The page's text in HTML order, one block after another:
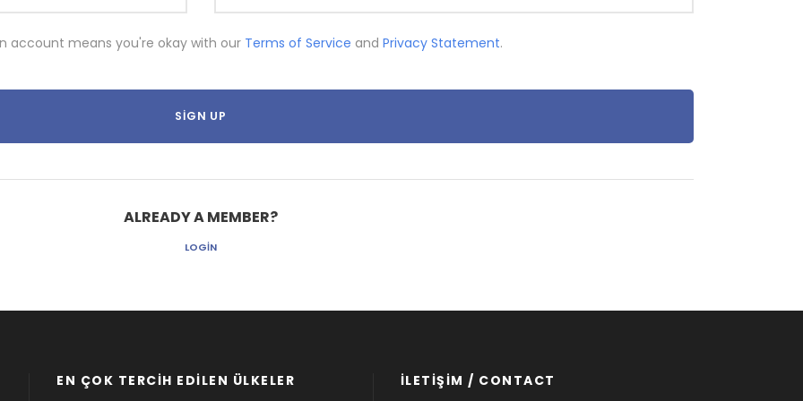
account means you're okay with our Terms of Service and Privacy Statement.
ALREADY A MEMBER?
LOGIN
EN ÇOK TERCIH EDILEN ÜLKELER İLETİŞİM / CONTACT